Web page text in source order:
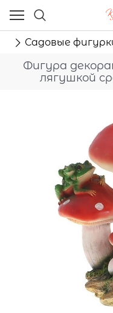
Садовые
Фигура
лягушкой
Ваш город - Москва,
угадали?
ДА НЕТ